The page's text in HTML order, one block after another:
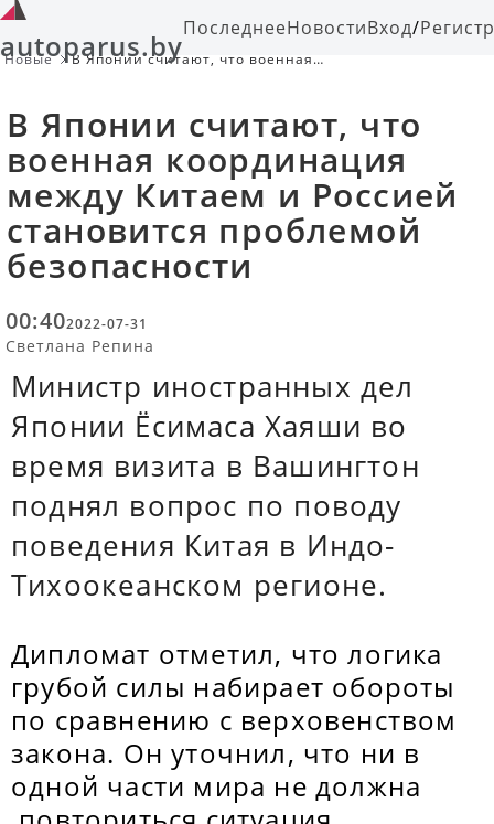
autoparus.byПоследнееНовостиВход/
Новые
В Японии считают, что военная
безопасности
В Японии считают, что
военная координация
между Китаем и Россией
становится проблемой
безопасности
00:402022-07-31
Светлана Репина
Министр иностранных дел
Японии Ёсимаса Хаяши во
время визита в Вашингтон
поднял вопрос по поводу
поведения Китая в Индо-
Тихоокеанском регионе.
Дипломат отметил, что логика
грубой силы набирает обороты
по сравнению с верховенством
закона. Он уточнил, что ни в
одной части мира не должна